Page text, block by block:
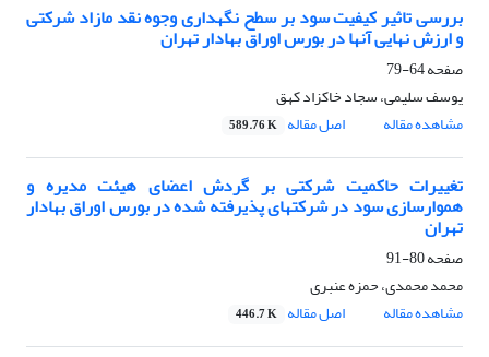
بررسی تاثیر کیفیت سود بر سطح نگهداری وجوه نقد مازاد شرکتی
و ارزش نهایی آنها در بورس اوراق بهادار تهران
صفحه64-79
یوسف سلیمی، سجاد خاکزاد کهق
مشاهده مقاله
اصل مقاله 589.76 K
تغییرات حاکمیت شرکتی بر گردش اعضای هیئت مدیره و
هموارسازی سود در شرکتهای پذیرفته شده در بورس اوراق بهادار
تهران
صفحه80-91
محمد محمدی، حمزه عنبری
مشاهده مقاله
اصل مقاله 446.7 K